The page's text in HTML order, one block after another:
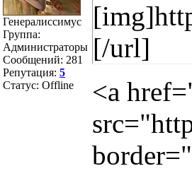
Генералиссимус
Группа:
Администраторы
Сообщений: 281
Репутация: 5
Статус: Offline
[/url]
<a